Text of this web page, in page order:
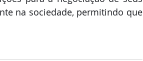
na sociedade, permitindo que